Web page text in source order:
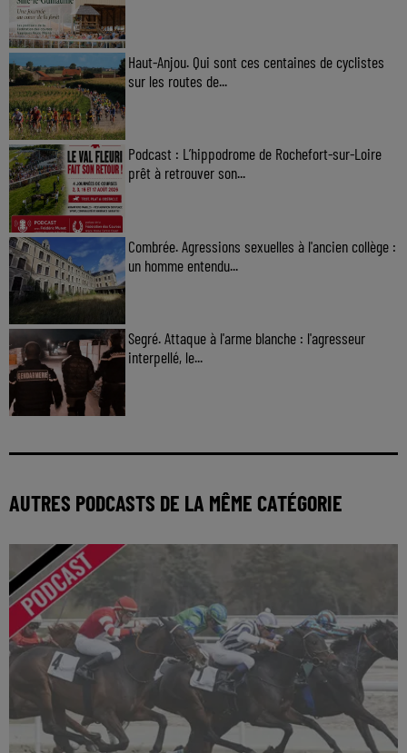
Haut-Anjou. Qui sont ces centaines de cyclistes
sur les routes de...
Podcast : L’hippodrome de Rochefort-sur-Loire
prêt à retrouver son...
Combrée. Agressions sexuelles à l'ancien collège :
un homme entendu...
Segré. Attaque à l'arme blanche : l'agresseur
interpellé, le...
AUTRES PODCASTS DE LA MÊME CATÉGORIE